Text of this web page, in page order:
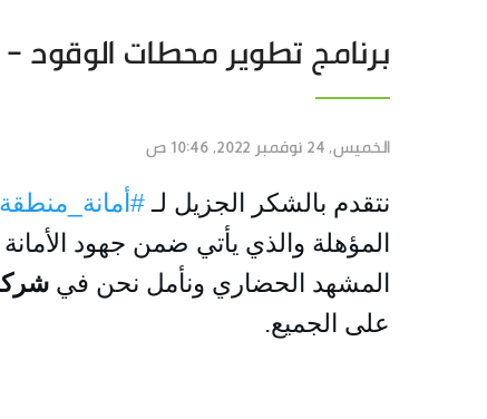
برنامج تطوير محطات الوقود
الخميس, 24 نوفمبر 2022, 10:46 ص
نتقدم بالشكر الجزيل لـ
المشهد الحضاري ونأمل نحن في
على الجميع.